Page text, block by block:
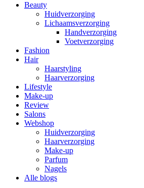
Beauty
Huidverzorging
Lichaamsverzorging
Handverzorging
Voetverzorging
Fashion
Hair
Haarstyling
Haarverzorging
Lifestyle
Make-up
Review
Salons
Webshop
Huidverzorging
Haarverzorging
Make-up
Parfum
Nagels
Alle blogs